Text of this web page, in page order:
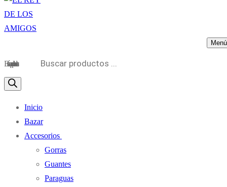
Menú
Búsqueda de productos
Inicio
Bazar
Accesorios
Gorras
Guantes
Paraguas